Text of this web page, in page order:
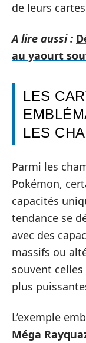
de leurs
A lire aussi :
au yaourt
LES
LES
Parmi les
Pokémon,
capacités
tendance se
avec des
massifs ou
souvent
plus
L’exemple
Méga